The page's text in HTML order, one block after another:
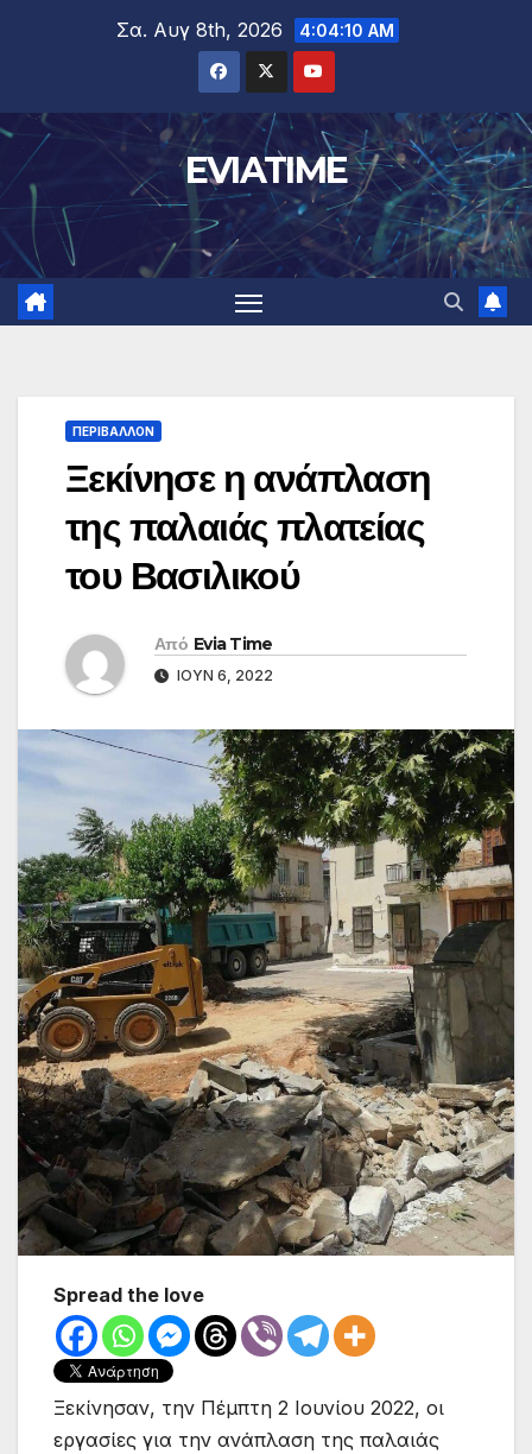
Σα. Αυγ 8th, 2026 4:04:11 AM
EVIATIME
ΠΕΡΙΒΑΛΛΟΝ
Ξεκίνησε η ανάπλαση
της παλαιάς πλατείας
του Βασιλικού
Από Evia Time
ΙΟΎΝ 6, 2022
Spread the love
Ξεκίνησαν, την Πέμπτη 2 Ιουνίου 2022, οι
εργασίες για την ανάπλαση της παλαιάς